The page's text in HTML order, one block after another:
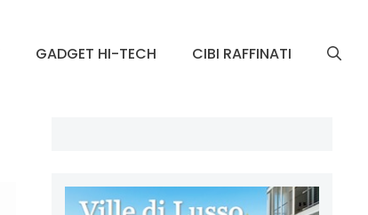
GADGET HI-TECH CIBI RAFFINATI